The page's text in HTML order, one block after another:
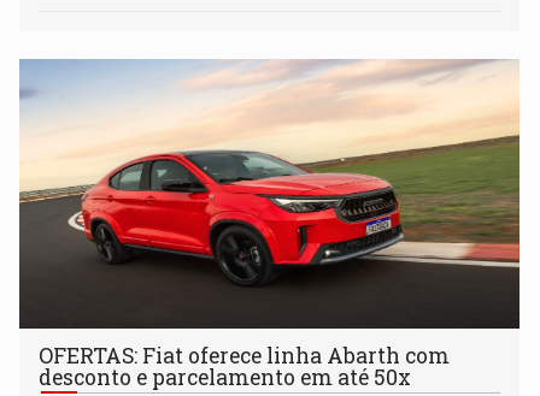
OFERTAS: Fiat oferece linha Abarth com
desconto e parcelamento em até 50x